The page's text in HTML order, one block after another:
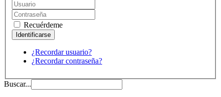
Recuérdeme
¿Recordar usuario?
¿Recordar contraseña?
Buscar...